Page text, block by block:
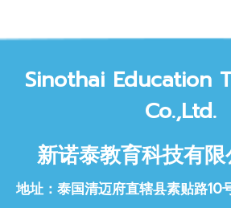
Sinothai Education
Co.,Ltd.
新诺泰教育科技有限
地址：泰国清迈府直辖县素贴路10